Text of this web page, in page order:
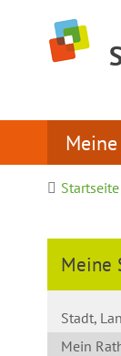
Startseite
Meine
Stadt,
Mein